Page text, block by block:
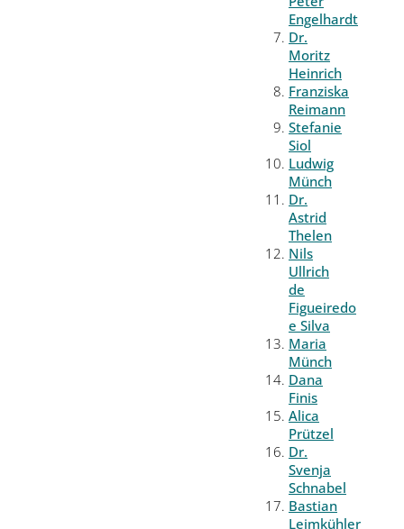
Engelhardt
Dr.
Moritz
Heinrich
Franziska
Reimann
Stefanie
Siol
Ludwig
Münch
Dr.
Astrid
Thelen
Nils
Ullrich
de
Figueiredo
e Silva
Maria
Münch
Dana
Finis
Alica
Prützel
Dr.
Svenja
Schnabel
Bastian
Leimkühler